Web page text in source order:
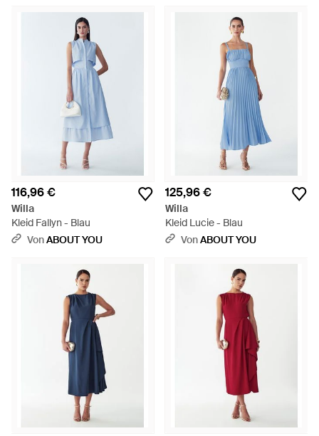
116,96 €
Willa
Kleid Fallyn - Blau
VonABOUT YOU
125,96 €
Willa
Kleid Lucie - Blau
VonABOUT YOU